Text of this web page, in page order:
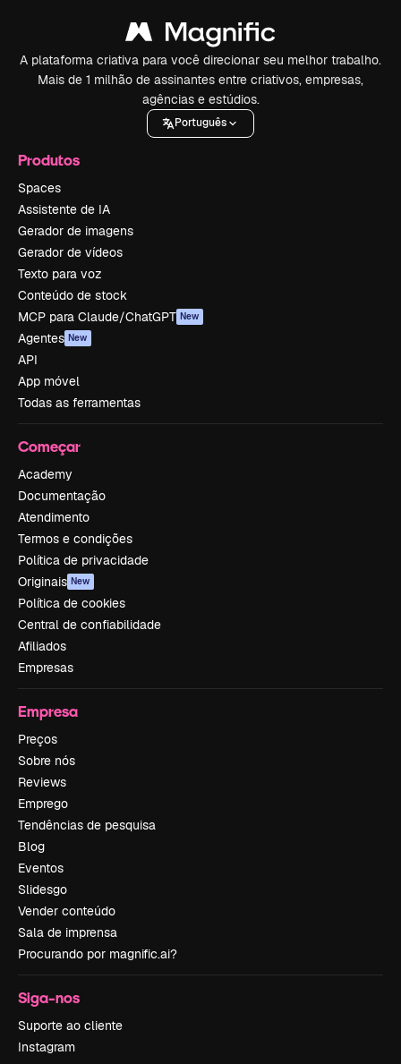
A plataforma criativa para você direcionar seu melhor trabalho.
Mais de 1 milhão de assinantes entre criativos, empresas,
agências e estúdios.
Português
Produtos
Spaces
Assistente de IA
Gerador de imagens
Gerador de vídeos
Texto para voz
Conteúdo de stock
MCP para Claude/ChatGPT New
Agentes New
API
App móvel
Todas as ferramentas
Começar
Academy
Documentação
Atendimento
Termos e condições
Política de privacidade
Originais New
Política de cookies
Central de confiabilidade
Afiliados
Empresas
Empresa
Preços
Sobre nós
Reviews
Emprego
Tendências de pesquisa
Blog
Eventos
Slidesgo
Vender conteúdo
Sala de imprensa
Procurando por magnific.ai?
Siga-nos
Suporte ao cliente
Instagram